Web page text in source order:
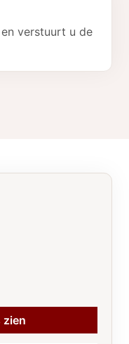
verstuurt u de
zien